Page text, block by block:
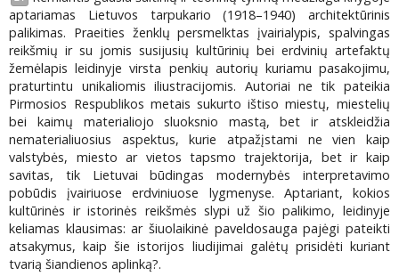
aptariamas Lietuvos tarpukario (1918–1940) architektūrinis
palikimas. Praeities ženklų persmelktas įvairialypis, spalvingas
reikšmių ir su jomis susijusių kultūrinių bei erdvinių artefaktų
žemėlapis leidinyje virsta penkių autorių kuriamu pasakojimu,
praturtintu unikaliomis iliustracijomis. Autoriai ne tik pateikia
Pirmosios Respublikos metais sukurto ištiso miestų, miestelių
bei kaimų materialiojo sluoksnio mastą, bet ir atskleidžia
nematerialiuosius aspektus, kurie atpažįstami ne vien kaip
valstybės, miesto ar vietos tapsmo trajektorija, bet ir kaip
savitas, tik Lietuvai būdingas modernybės interpretavimo
pobūdis įvairiuose erdviniuose lygmenyse. Aptariant, kokios
kultūrinės ir istorinės reikšmės slypi už šio palikimo, leidinyje
keliamas klausimas: ar šiuolaikinė paveldosauga pajėgi pateikti
atsakymus, kaip šie istorijos liudijimai galėtų prisidėti kuriant
tvarią šiandienos aplinką?.